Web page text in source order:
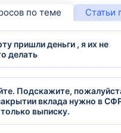
по теме Статьи
пришли деньги , я их не
делать
Подскажите,
вклада нужно в
выписку.